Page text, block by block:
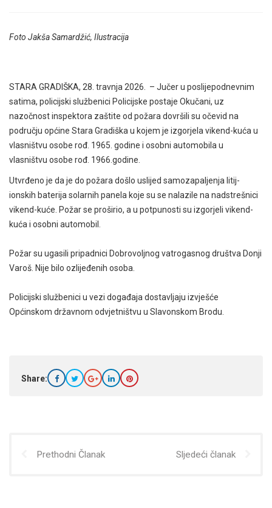
Foto Jakša Samardžić, Ilustracija
STARA GRADIŠKA, 28. travnja 2026. – Jučer u poslijepodnevnim
satima, policijski službenici Policijske postaje Okučani, uz
nazočnost inspektora zaštite od požara dovršili su očevid na
području općine Stara Gradiška u kojem je izgorjela vikend-kuća u
vlasništvu osobe rođ. 1965. godine i osobni automobila u
vlasništvu osobe rođ. 1966.godine.
Utvrđeno je da je do požara došlo uslijed samozapaljenja litij-
ionskih baterija solarnih panela koje su se nalazile na nadstrešnici
vikend-kuće. Požar se proširio, a u potpunosti su izgorjeli vikend-
kuća i osobni automobil.
Požar su ugasili pripadnici Dobrovoljnog vatrogasnog društva Donji
Varoš. Nije bilo ozlijeđenih osoba.
Policijski službenici u vezi događaja dostavljaju izvješće
Općinskom državnom odvjetništvu u Slavonskom Brodu.
Share:
Prethodni Članak Sljedeći članak